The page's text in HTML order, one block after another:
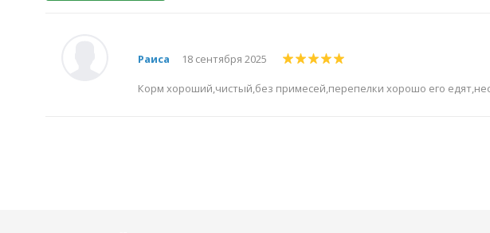
Раиса 18 сентября 2025
Корм хороший,чистый,без примесей,перепелки хорошо его